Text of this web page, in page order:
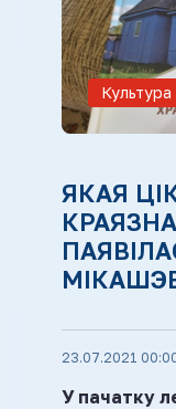
Культура
ЯКАЯ
23.07.2021
У пачатку